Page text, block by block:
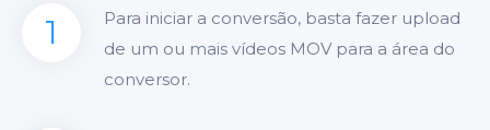
1
Para iniciar a conversão, basta fazer upload
de um ou mais vídeos MOV para a área do
conversor.